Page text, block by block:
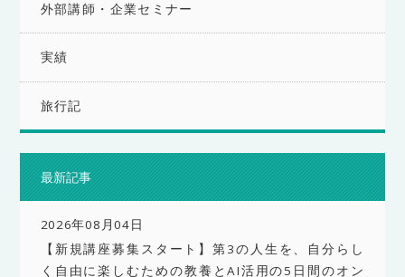
外部講師・企業セミナー
実績
旅行記
最新記事
2026年08月04日
【新規講座募集スタート】第3の人生を、自分らし
く自由に楽しむための教養とAI活用の5日間のオン